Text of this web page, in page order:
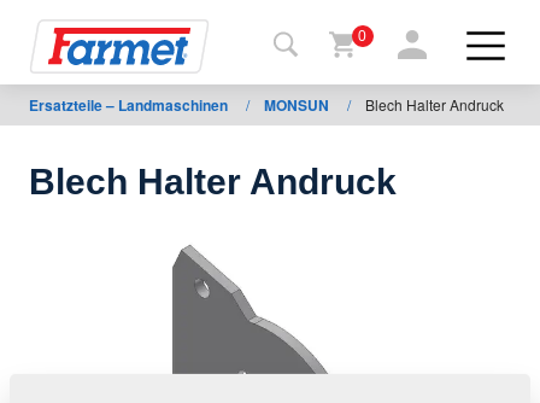
auf
0
Ersatzteile – Landmaschinen / MONSUN / Blech Halter Andruck
Blech Halter Andruck